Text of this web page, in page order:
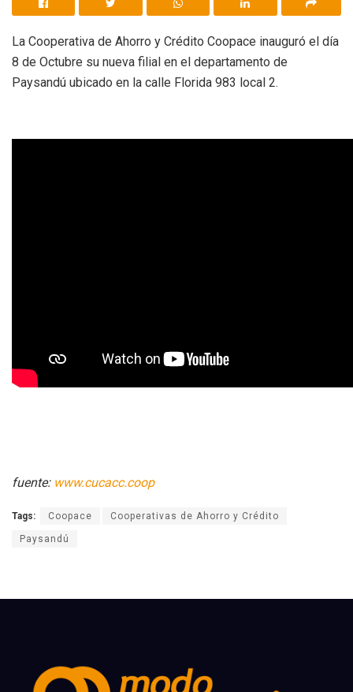
La Cooperativa de Ahorro y Crédito Coopace inauguró el día
8 de Octubre su nueva filial en el departamento de
Paysandú ubicado en la calle Florida 983 local 2.
fuente: www.cucacc.coop
Tags: Coopace Cooperativas de Ahorro y Crédito
Paysandú